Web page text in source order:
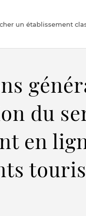
un établissement
du
en